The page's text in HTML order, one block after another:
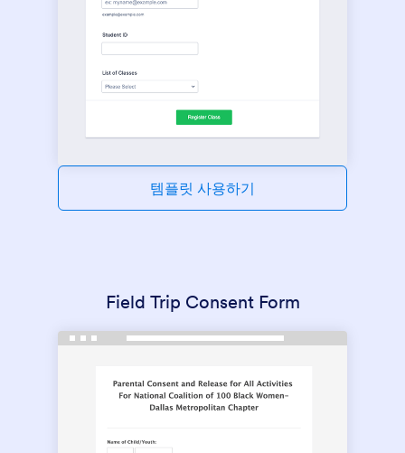
템플릿 사용하기
Field Trip Consent Form